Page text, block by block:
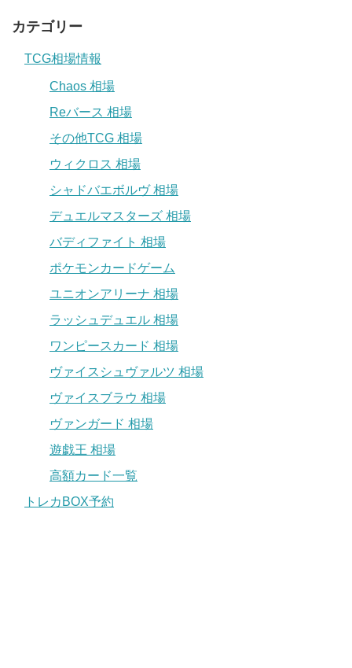
カテゴリー
TCG相場情報
Chaos 相場
Reバース 相場
その他TCG 相場
ウィクロス 相場
シャドバエボルヴ 相場
デュエルマスターズ 相場
バディファイト 相場
ポケモンカードゲーム
ユニオンアリーナ 相場
ラッシュデュエル 相場
ワンピースカード 相場
ヴァイスシュヴァルツ 相場
ヴァイスブラウ 相場
ヴァンガード 相場
遊戯王 相場
高額カード一覧
トレカBOX予約